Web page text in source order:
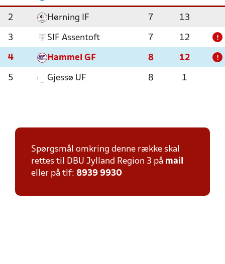
2 Hørning IF 7 13
3 SIF Assentoft 7 12 !
4 Hammel GF 8 12 !
5 Gjessø UF 8 1
Spørgsmål omkring denne række skal
rettes til DBU Jylland Region 3 på mail
eller på tlf: 8939 9930